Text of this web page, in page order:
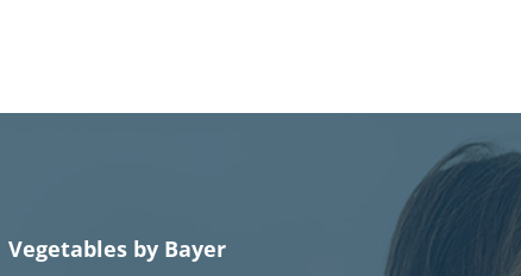
Vegetables by Bayer